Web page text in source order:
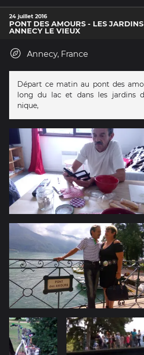
24 juillet 2016
PONT DES AMOURS - LES
ANNECY LE VIEUX
Annecy, France
Départ ce matin au pont des
long du lac et dans les jardins
nique,